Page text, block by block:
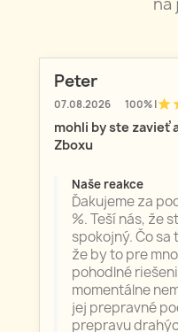
Peter
07.08.2026 100% |star
mohli by ste zavieť
Zboxu
Naše reakce
Ďakujeme za
%. Teší nás, že
spokojný. Čo sa
že by to pre
pohodlné
momentálne
jej prepravné
prepravu